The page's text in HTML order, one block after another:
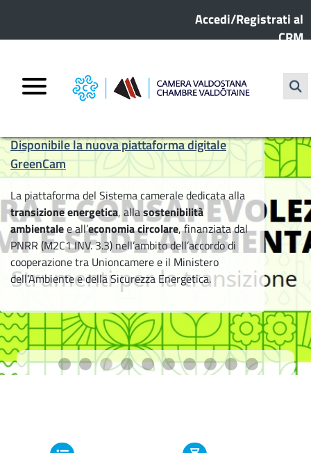
Accedi/Registrati al
CRM
Disponibile la nuova piattaforma digitale
GreenCam
La piattaforma del Sistema camerale dedicata alla
transizione energetica, allasostenibilità
ambientalee all’economia circolare, finanziata dal
PNRR (M2C1 INV. 3.3) nell’ambito dell’accordo di
cooperazione tra Unioncamere e il Ministero
dell’Ambiente e della Sicurezza Energetica.